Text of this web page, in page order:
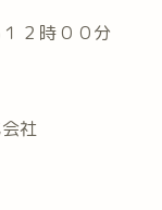
２時００分⁡
社